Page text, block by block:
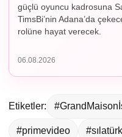
güçlü oyuncu kadrosuna
TimsBi’nin Adana’da
rolüne hayat verecek.
06.08.2026
Etiketler:
#primevideo